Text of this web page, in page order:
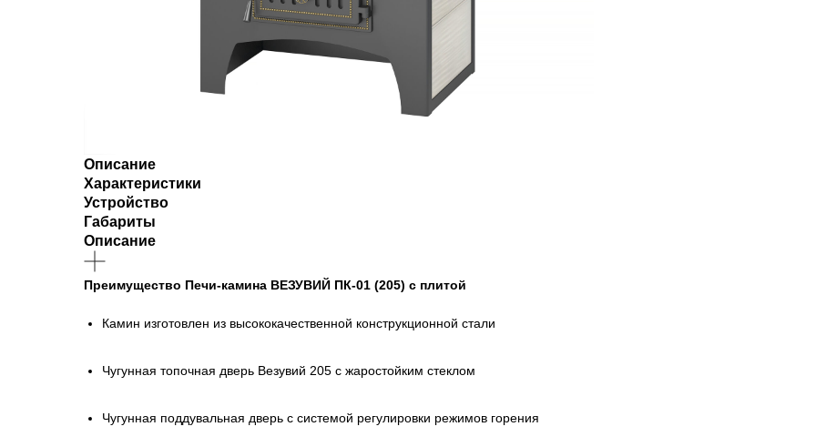
Описание
Характеристики
Устройство
Габариты
Описание
Преимущество Печи-камина ВЕЗУВИЙ ПК-01 (205) с плитой
Камин изготовлен из высококачественной конструкционной стали
Чугунная топочная дверь Везувий 205 с жаростойким стеклом
Чугунная поддувальная дверь с системой регулировки режимов горения